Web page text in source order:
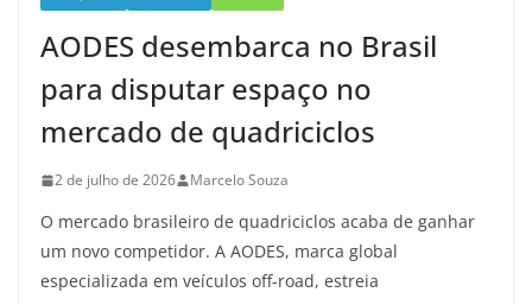
AODES desembarca no Brasil
para disputar espaço no
mercado de quadriciclos
2 de julho de 2026 Marcelo Souza
O mercado brasileiro de quadriciclos acaba de ganhar
um novo competidor. A AODES, marca global
especializada em veículos off-road, estreia